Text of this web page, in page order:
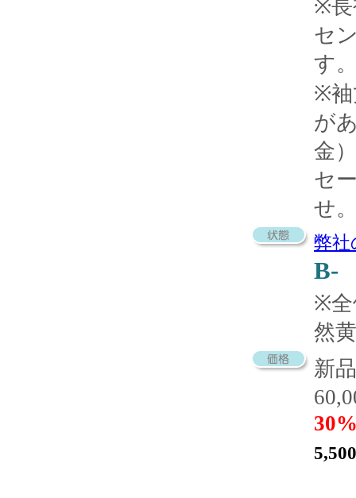
※長
セ
す
※袖
が
金
セ
せ
弊社
B-
※全
然
新
5,500